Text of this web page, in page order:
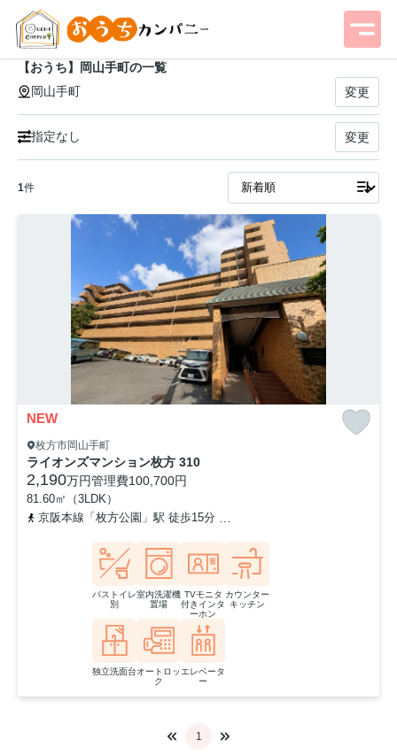
【おうち】岡山手町の一覧
岡山手町
変更
指定なし 変更
1件
NEW
枚方市岡山手町
ライオンズマンション枚方 310
2,190万円管理費100,700円
81.60㎡（3LDK）
京阪本線「枚方公園」駅 徒歩15分
バストイレ
別
室内洗濯機
置場
TVモニタ
付きインタ
ーホン
カウンター
キッチン
独立洗面台オートロッ
ク
エレベータ
ー
1